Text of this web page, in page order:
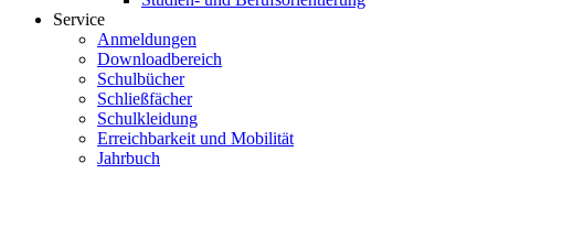
Service
Anmeldungen
Downloadbereich
Schulbücher
Schließfächer
Schulkleidung
Erreichbarkeit und Mobilität
Jahrbuch